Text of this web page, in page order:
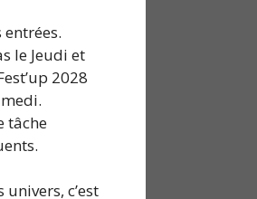
le Jeudi et
2028
tâche
c’est